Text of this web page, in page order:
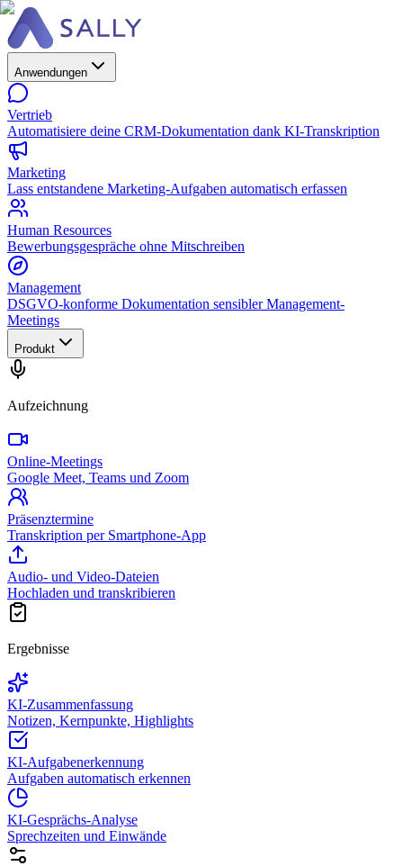
Anwendungen
Vertrieb
Automatisiere deine CRM-Dokumentation dank KI-Transkription
Marketing
Lass entstandene Marketing-Aufgaben automatisch erfassen
Human Resources
Bewerbungsgespräche ohne Mitschreiben
Management
DSGVO-konforme Dokumentation sensibler Management-
Meetings
Produkt
Aufzeichnung
Online-Meetings
Google Meet, Teams und Zoom
Präsenztermine
Transkription per Smartphone-App
Audio- und Video-Dateien
Hochladen und transkribieren
Ergebnisse
KI-Zusammenfassung
Notizen, Kernpunkte, Highlights
KI-Aufgabenerkennung
Aufgaben automatisch erkennen
KI-Gesprächs-Analyse
Sprechzeiten und Einwände